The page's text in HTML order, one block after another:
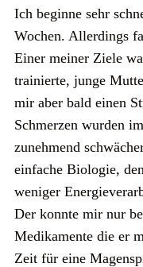
Ich beginne sehr
Wochen. Allerdings
Einer meiner Ziele
trainierte, junge
mir aber bald einen
Schmerzen wurden
zunehmend
einfache Biologie,
weniger
Der konnte mir nur
Medikamente die er
Zeit für eine